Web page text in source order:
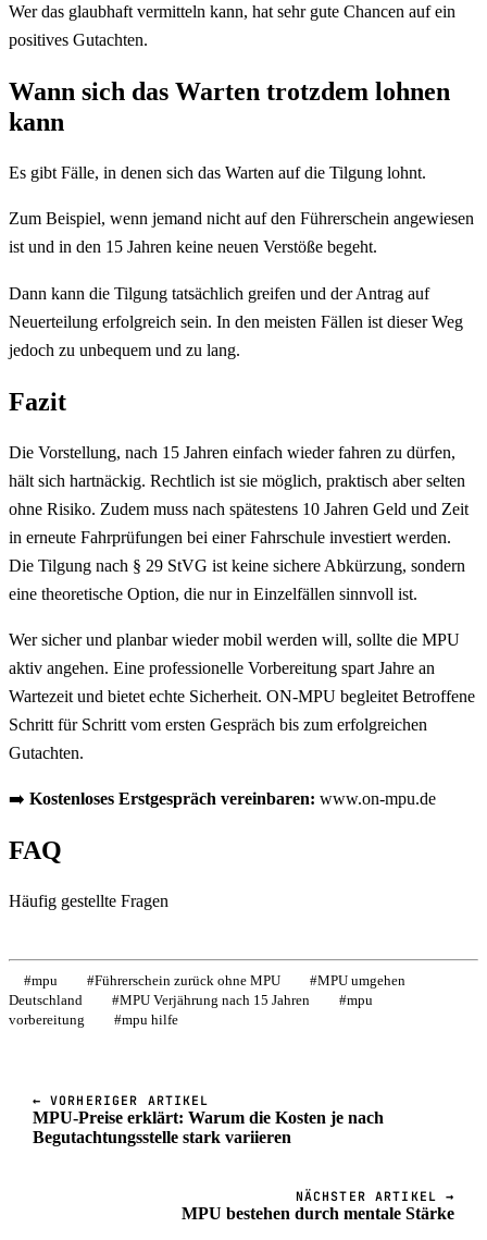
Wer das glaubhaft vermitteln kann, hat sehr gute Chancen auf ein
positives Gutachten.
Wann sich das Warten trotzdem lohnen
kann
Es gibt Fälle, in denen sich das Warten auf die Tilgung lohnt.
Zum Beispiel, wenn jemand nicht auf den Führerschein angewiesen
ist und in den 15 Jahren keine neuen Verstöße begeht.
Dann kann die Tilgung tatsächlich greifen und der Antrag auf
Neuerteilung erfolgreich sein. In den meisten Fällen ist dieser Weg
jedoch zu unbequem und zu lang.
Fazit
Die Vorstellung, nach 15 Jahren einfach wieder fahren zu dürfen,
hält sich hartnäckig. Rechtlich ist sie möglich, praktisch aber selten
ohne Risiko. Zudem muss nach spätestens 10 Jahren Geld und Zeit
in erneute Fahrprüfungen bei einer Fahrschule investiert werden.
Die Tilgung nach § 29 StVG ist keine sichere Abkürzung, sondern
eine theoretische Option, die nur in Einzelfällen sinnvoll ist.
Wer sicher und planbar wieder mobil werden will, sollte die MPU
aktiv angehen. Eine professionelle Vorbereitung spart Jahre an
Wartezeit und bietet echte Sicherheit. ON-MPU begleitet Betroffene
Schritt für Schritt vom ersten Gespräch bis zum erfolgreichen
Gutachten.
➡️ Kostenloses Erstgespräch vereinbaren: www.on-mpu.de
FAQ
Häufig gestellte Fragen
#mpu #Führerschein zurück ohne MPU #MPU umgehen
Deutschland
#MPU Verjährung nach 15 Jahren #mpu
vorbereitung
#mpu hilfe
← VORHERIGER ARTIKEL
MPU-Preise erklärt: Warum die Kosten je nach
Begutachtungsstelle stark variieren
NÄCHSTER ARTIKEL →
MPU bestehen durch mentale Stärke